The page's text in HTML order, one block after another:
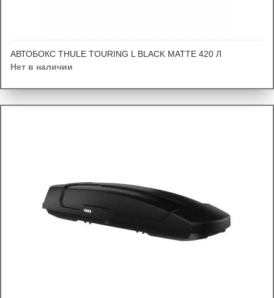
АВТОБОКС THULE TOURING L BLACK MATTE 420 Л
Нет в наличии